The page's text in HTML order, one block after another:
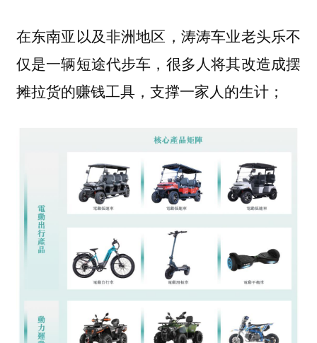
在东南亚以及非洲地区，涛涛车业老头乐不
仅是一辆短途代步车，很多人将其改造成摆
摊拉货的赚钱工具，支撑一家人的生计；